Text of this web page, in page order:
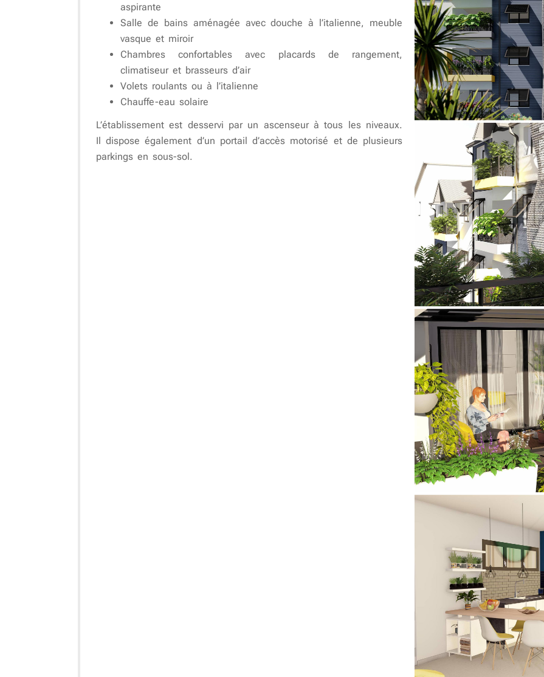
aspirante
Salle de bains aménagée avec douche à l’italienne, meuble
vasque et miroir
Chambres confortables avec placards de rangement,
climatiseur et brasseurs d’air
Volets roulants ou à l’italienne
Chauffe-eau solaire
L’établissement est desservi par un ascenseur à tous les niveaux.
Il dispose également d’un portail d’accès motorisé et de plusieurs
parkings en sous-sol.